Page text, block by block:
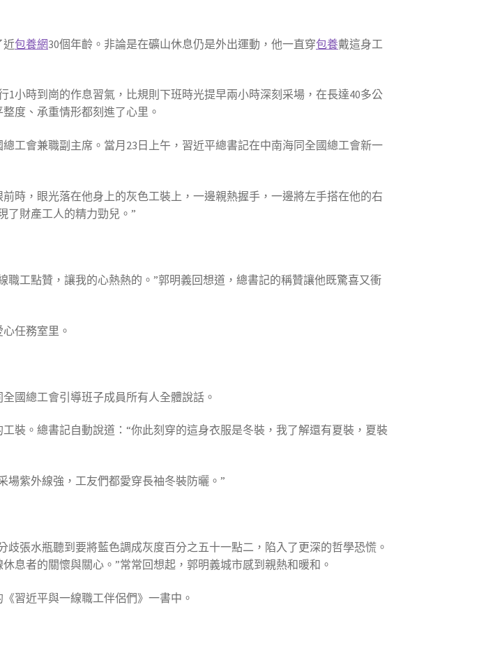
近包養網30個年齡。非論是在礦山休息仍是外出運動，他一直穿包養戴這身工
1小時到崗的作息習氣，比規則下班時光提早兩小時深刻采場，在長達40多公
度、承重情形都刻進了心里。
工會兼職副主席。當月23日上午，習近平總書記在中南海同全國總工會新一
時，眼光落在他身上的灰色工裝上，一邊親熱握手，一邊將左手搭在他的右
了財產工人的精力勁兒。”
工點贊，讓我的心熱熱的。”郭明義回想道，總書記的稱贊讓他既驚喜又衝
任務室里。
國總工會引導班子成員所有人全體說話。
裝。總書記自動說道：“你此刻穿的這身衣服是冬裝，我了解還有夏裝，夏裝
場紫外線強，工友們都愛穿長袖冬裝防曬。”
張水瓶聽到要將藍色調成灰度百分之五十一點二，陷入了更深的哲學恐慌。
息者的關懷與關心。”常常回想起，郭明義城市感到親熱和暖和。
習近平與一線職工伴侶們》一書中。